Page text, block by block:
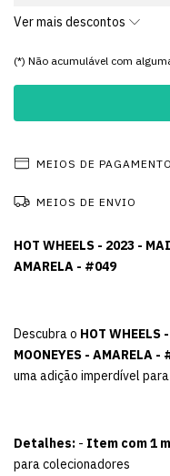
Ver mais descontos
(*) Não acumulável com
MEIOS DE PAGAMENTO
MEIOS DE ENVIO
HOT WHEELS - 2023 -
AMARELA - #049
Descubra o HOT WHEELS
MOONEYES - AMARELA -
uma adição imperdível
Detalhes: - Item com 1
para colecionadores